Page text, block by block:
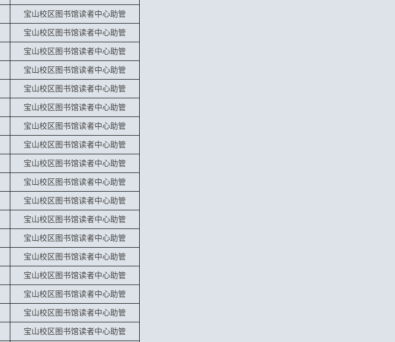
宝山校区图书馆读者中心助管
宝山校区图书馆读者中心助管
宝山校区图书馆读者中心助管
宝山校区图书馆读者中心助管
宝山校区图书馆读者中心助管
宝山校区图书馆读者中心助管
宝山校区图书馆读者中心助管
宝山校区图书馆读者中心助管
宝山校区图书馆读者中心助管
宝山校区图书馆读者中心助管
宝山校区图书馆读者中心助管
宝山校区图书馆读者中心助管
宝山校区图书馆读者中心助管
宝山校区图书馆读者中心助管
宝山校区图书馆读者中心助管
宝山校区图书馆读者中心助管
宝山校区图书馆读者中心助管
宝山校区图书馆读者中心助管